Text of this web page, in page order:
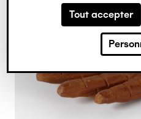
Tout accepter